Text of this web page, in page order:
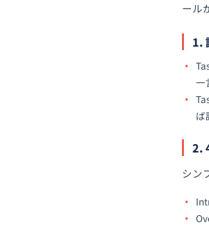
ール
1.
一
ば
2.
シン